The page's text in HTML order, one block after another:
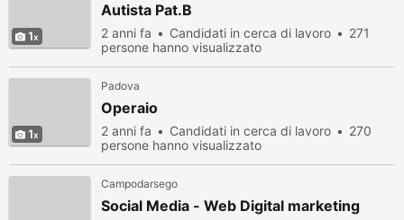
1
Autista Pat.B
2 anni fa Candidati in cerca di lavoro
271
persone hanno visualizzato
1
Padova
Operaio
2 anni fa Candidati in cerca di lavoro
270
persone hanno visualizzato
Campodarsego
Social Media - Web Digital marketing